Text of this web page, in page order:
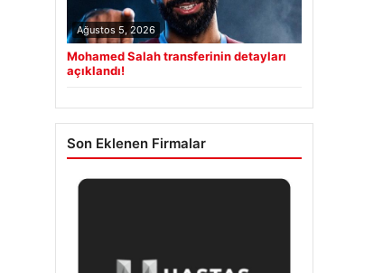
Ağustos 5, 2026
Mohamed Salah transferinin detayları
açıklandı!
Son Eklenen Firmalar